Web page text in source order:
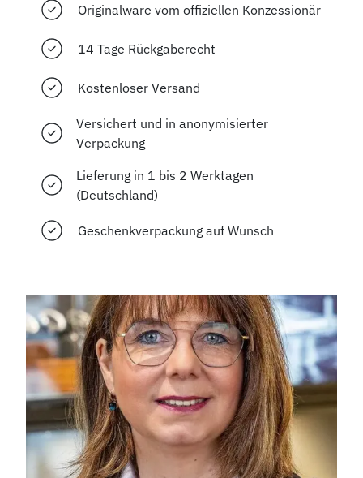
Originalware vom offiziellen Konzessionär
14 Tage Rückgaberecht
Kostenloser Versand
Versichert und in anonymisierter
Verpackung
Lieferung in 1 bis 2 Werktagen
(Deutschland)
Geschenkverpackung auf Wunsch